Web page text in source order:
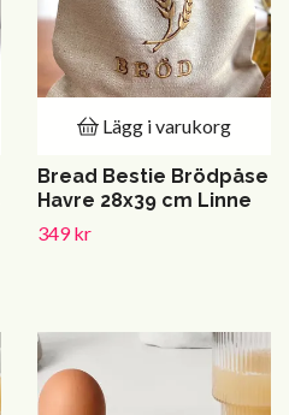
Lägg i varukorg
Bread Bestie Brödpåse
Havre 28x39 cm Linne
349 kr